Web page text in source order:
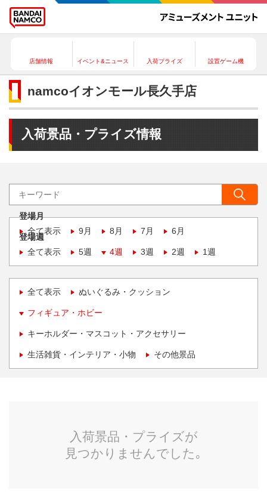
店舗情報 イベント&ニュース 入荷プライズ 設置ゲーム機
namcoイオンモール長久手店
入荷景品・プライズ情報
登場月
全て表示
9月 8月 7月 6月
登場週
全て表示
5週 4週 3週 2週 1週
全て表示 ぬいぐるみ・クッション
フィギュア・ホビー
キーホルダー・マスコット・アクセサリー
生活雑貨・インテリア・小物 その他景品